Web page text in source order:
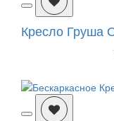
Кресло Груша